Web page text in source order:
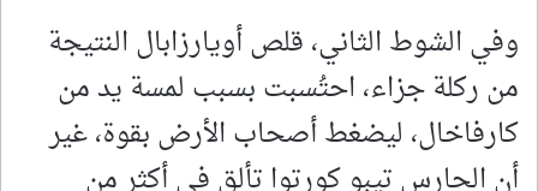
وفي الشوط الثاني، قلص أويارزابال النتيجة
من ركلة جزاء، احتُسبت بسبب لمسة يد من
كارفاخال، ليضغط أصحاب الأرض بقوة، غير
أن الحارس تيبو كورتوا تألق في أكثر من